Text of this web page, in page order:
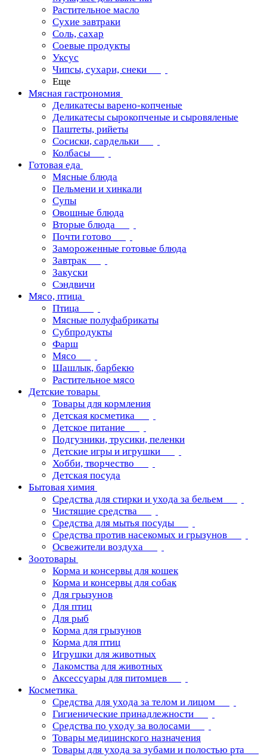
Растительное масло
Сухие завтраки
Соль, сахар
Соевые продукты
Уксус
Чипсы, сухари, снеки
Еще
Мясная гастрономия
Деликатесы варено-копченые
Деликатесы сырокопченые и сыровяленые
Паштеты, рийеты
Сосиски, сардельки
Колбасы
Готовая еда
Мясные блюда
Пельмени и хинкали
Супы
Овощные блюда
Вторые блюда
Почти готово
Замороженные готовые блюда
Завтрак
Закуски
Сэндвичи
Мясо, птица
Птица
Мясные полуфабрикаты
Субпродукты
Фарш
Мясо
Шашлык, барбекю
Растительное мясо
Детские товары
Товары для кормления
Детская косметика
Детское питание
Подгузники, трусики, пеленки
Детские игры и игрушки
Хобби, творчество
Детская посуда
Бытовая химия
Средства для стирки и ухода за бельем
Чистящие средства
Средства для мытья посуды
Средства против насекомых и грызунов
Освежители воздуха
Зоотовары
Корма и консервы для кошек
Корма и консервы для собак
Для грызунов
Для птиц
Для рыб
Корма для грызунов
Корма для птиц
Игрушки для животных
Лакомства для животных
Аксессуары для питомцев
Косметика
Средства для ухода за телом и лицом
Гигиенические принадлежности
Средства по уходу за волосами
Товары медицинского назначения
Товары для ухода за зубами и полостью рта